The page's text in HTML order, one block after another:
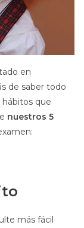
en
de saber todo
hábitos que
nuestros 5
más fácil